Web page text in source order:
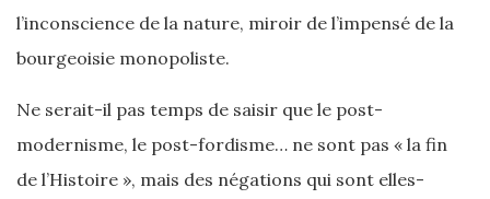
l’inconscience de la nature, miroir de l’impensé de la
bourgeoisie monopoliste.
Ne serait-il pas temps de saisir que le post-
modernisme, le post-fordisme… ne sont pas « la fin
de l’Histoire », mais des négations qui sont elles-